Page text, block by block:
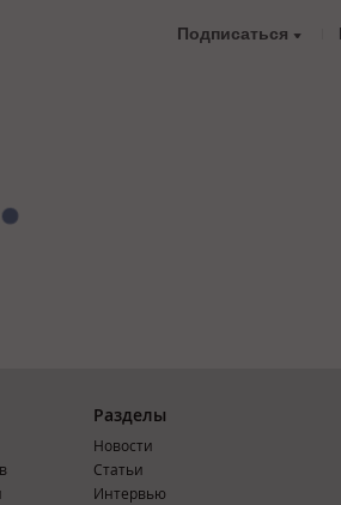
Подписаться
Разделы
Новости
Статьи
Интервью